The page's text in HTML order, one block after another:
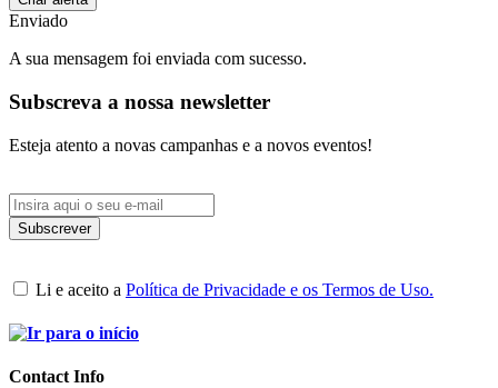
Enviado
A sua mensagem foi enviada com sucesso.
Subscreva a nossa newsletter
Esteja atento a novas campanhas e a novos eventos!
Li e aceito a Política de Privacidade e os Termos de Uso.
Contact Info